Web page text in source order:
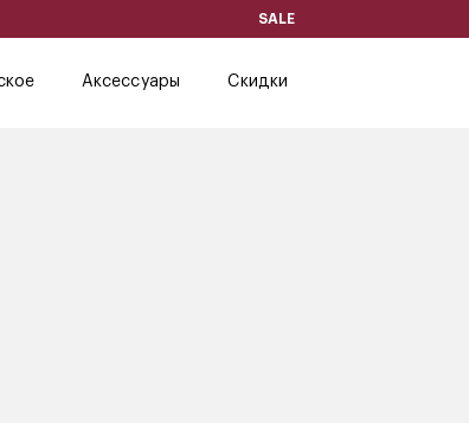
SALE
Аксессуары Скидки